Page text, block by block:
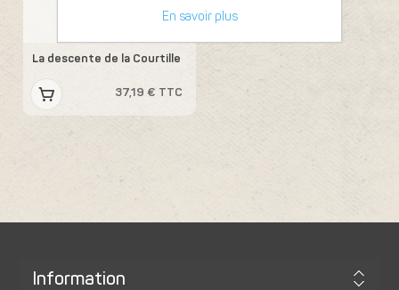
La descente de la Courtille
37,19 € TTC
Information
En savoir plus